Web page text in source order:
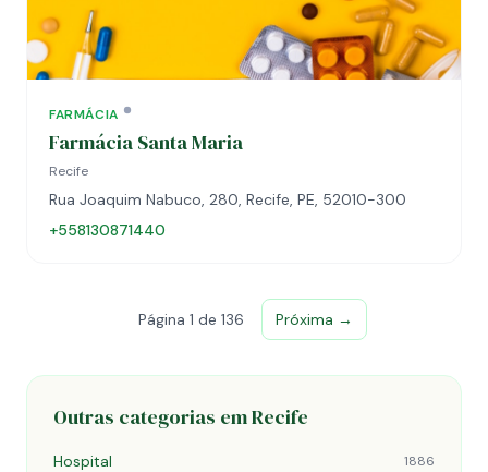
FARMÁCIA
Farmácia Santa Maria
Recife
Rua Joaquim Nabuco, 280, Recife, PE, 52010-300
+558130871440
Página 1 de 136 Próxima →
Outras categorias em Recife
Hospital 1886